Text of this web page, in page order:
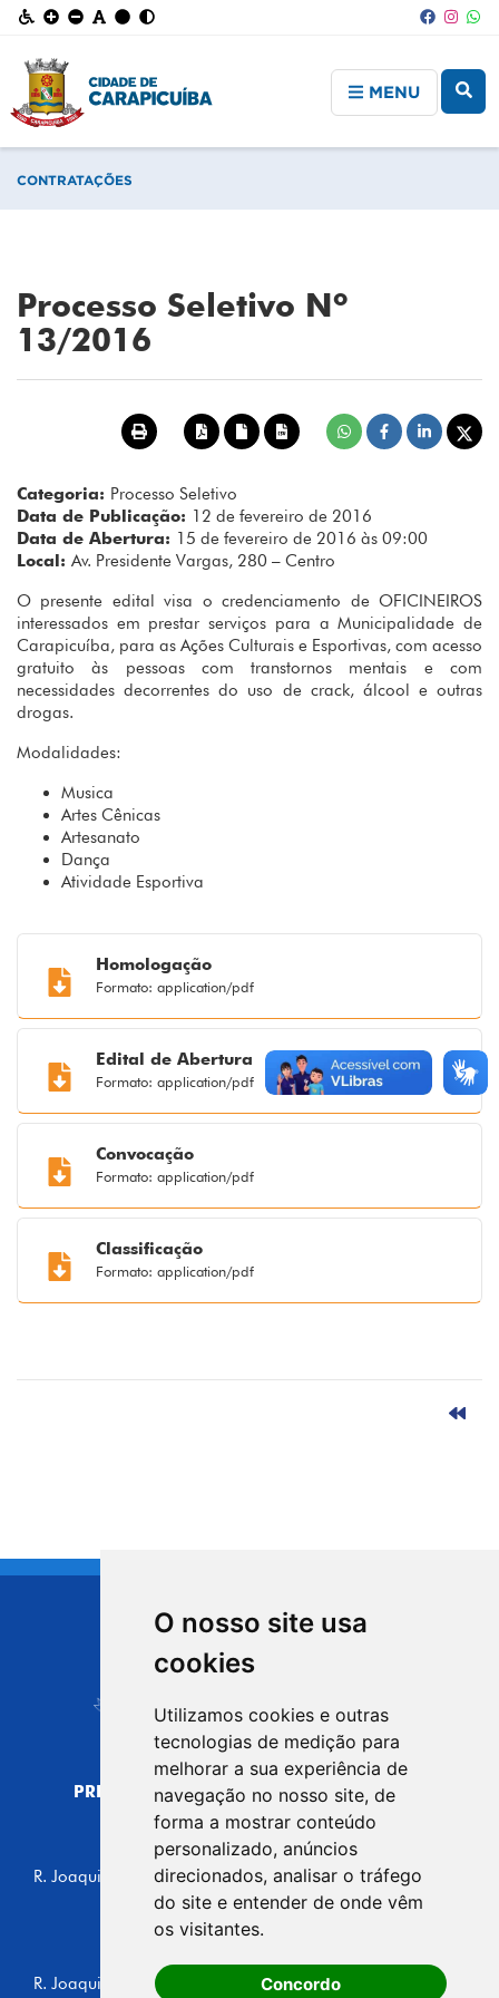
O nosso site usa
cookies
Utilizamos cookies e outras
tecnologias de medição para
melhorar a sua experiência de
navegação no nosso site, de
forma a mostrar conteúdo
personalizado, anúncios
direcionados, analisar o tráfego
do site e entender de onde vêm
os visitantes.
Concordo
MENU
CONTRATAÇÕES
Processo Seletivo Nº
13/2016
Categoria: Processo Seletivo
Data de Publicação: 12 de fevereiro de 2016
Data de Abertura: 15 de fevereiro de 2016 às 09:00
Local: Av. Presidente Vargas, 280 – Centro
O presente edital visa o credenciamento de OFICINEIROS
interessados em prestar serviços para a Municipalidade de
Carapicuíba, para as Ações Culturais e Esportivas, com acesso
gratuito às pessoas com transtornos mentais e com
necessidades decorrentes do uso de crack, álcool e outras
drogas.
Modalidades:
Musica
Artes Cênicas
Artesanato
Dança
Atividade Esportiva
Homologação
Formato: application/pdf
Edital de Abertura
Formato: application/pdf
Convocação
Formato: application/pdf
Classificação
Formato: application/pdf
CIDADE DE
Carapicuíba
PREFEITURA MUNICIPAL DE CARAPICUÍBA
CNPJ: 44.892.693/0001-40
CENTRO ADMINISTRATIVO
R. Joaquim das Neves, 211 - Vila Caldas, Carapicuíba/SP
CEP: 06310-030, Brasil
Telefone: 4164-5500
GABINETE DO PREFEITO
R. Joaquim das Neves, 205 - Vila Caldas, Carapicuíba/SP